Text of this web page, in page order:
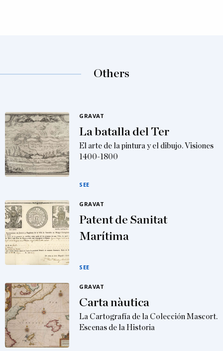
Others
GRAVAT
La batalla del Ter
El arte de la pintura y el dibujo. Visiones
1400-1800
SEE
GRAVAT
Patent de Sanitat
Marítima
SEE
GRAVAT
Carta nàutica
La Cartografía de la Colección Mascort.
Escenas de la Historia